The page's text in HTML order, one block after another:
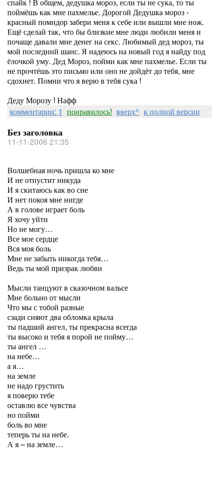
поймёшь как мне пахмелье. Дорогой Дедушка мороз -
красный помидор забери меня к себе или вышли мне нож.
Ещё сделай так, что бы близкие мне люди любили меня и
почаще давали мне денег на секс. Любимый дед мороз, ты
мой последний шанс. Я надеюсь на новый год я найду под
ёлочкой уму. Дед Мороз, пойми как мне пахмелье. Если ты
не прочтёшь это письмо или оно не дойдёт до тебя, мне
сдохнет. Помни что я верю в тебя сука !
Деду Морозу ! Нафф
комментарии: 1 понравилось! вверх^ к полной версии
Без заголовка
11-11-2006 21:35
Волшебная ночь пришла ко мне
И не отпустит никуда
И я скитаюсь как во сне
И нет покоя мне нигде
А в голове играет боль
Я хочу уйти
Но не могу…
Все мое сердце
Вся моя боль
Мне не забыть никогда тебя…
Ведь ты мой призрак любви
Мысли танцуют в сказочном вальсе
Мне больно от мысли
Что мы с тобой разные
сзади сияют два обломка крыла
ты падший ангел, ты прекрасна всегда
ты высоко и тебя я порой не пойму…
ты ангел …
на небе…
а я…
на земле
не надо грустить
я поверю тебе
оставлю все чувства
но пойми
боль во мне
теперь ты на небе.
А я – на земле…